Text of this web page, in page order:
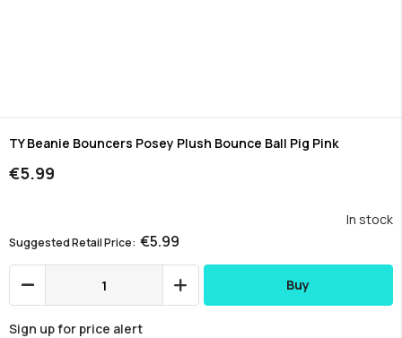
to
beginning
gallery
TY Beanie Bouncers Posey Plush Bounce Ball Pig Pink
€5.99
Suggested Retail Price €5.99
In stock
Buy
Sign up for price alert